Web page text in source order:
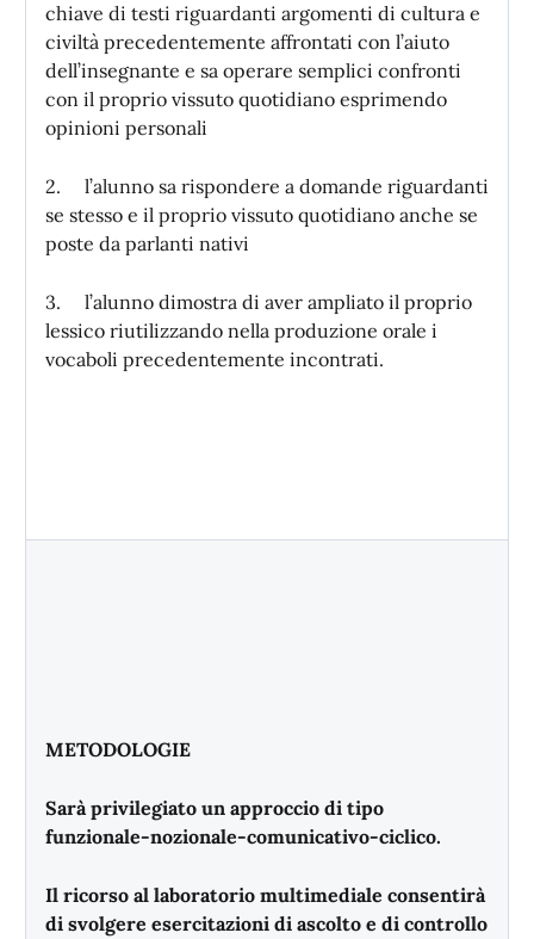
chiave di testi riguardanti argomenti di cultura e
civiltà precedentemente affrontati con l’aiuto
dell’insegnante e sa operare semplici confronti
con il proprio vissuto quotidiano esprimendo
opinioni personali
2. l’alunno sa rispondere a domande riguardanti
se stesso e il proprio vissuto quotidiano anche se
poste da parlanti nativi
3. l’alunno dimostra di aver ampliato il proprio
lessico riutilizzando nella produzione orale i
vocaboli precedentemente incontrati.
METODOLOGIE
Sarà privilegiato un approccio di tipo
funzionale-nozionale-comunicativo-ciclico.
Il ricorso al laboratorio multimediale consentirà
di svolgere esercitazioni di ascolto e di controllo